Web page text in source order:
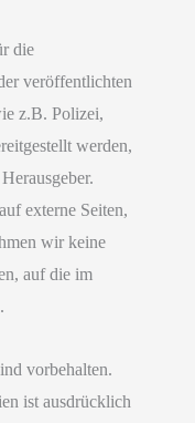
die
veröffentlichten
z.B. Polizei,
werden,
externe Seiten,
wir keine
auf die im
vorbehalten.
ist ausdrücklich